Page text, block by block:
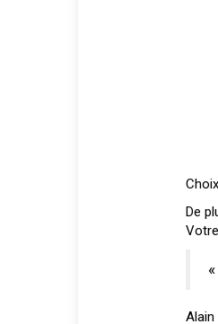
De
Alain